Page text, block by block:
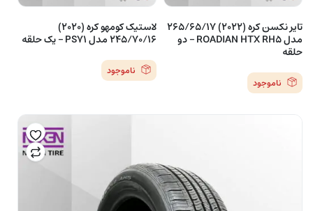
تایر نکسن کره (2022) 265/65/17
مدل ROADIAN HTX RH5 – دو
حلقه
ناموجود
لاستیک کومهو کره (2020)
245/70/16 مدل PS71 – یک حلقه
ناموجود